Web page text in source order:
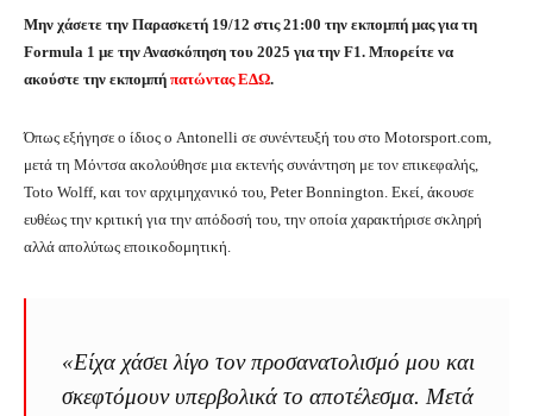
Μην χάσετε την Παρασκετή 19/12 στις 21:00 την εκπομπή μας για τη
Formula 1 με την Ανασκόπηση του 2025 για την F1. Μπορείτε να
ακούστε την εκπομπή πατώντας ΕΔΩ.
Όπως εξήγησε ο ίδιος ο Antonelli σε συνέντευξή του στο Motorsport.com,
μετά τη Μόντσα ακολούθησε μια εκτενής συνάντηση με τον επικεφαλής,
Toto Wolff, και τον αρχιμηχανικό του, Peter Bonnington. Εκεί, άκουσε
ευθέως την κριτική για την απόδοσή του, την οποία χαρακτήρισε σκληρή
αλλά απολύτως εποικοδομητική.
«Είχα χάσει λίγο τον προσανατολισμό μου και
σκεφτόμουν υπερβολικά το αποτέλεσμα. Μετά